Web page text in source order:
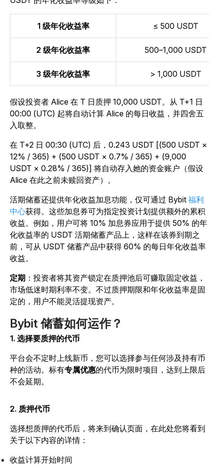
1 级年化收益率 ≤ 500 USDT
2 级年化收益率 500–1,000 USDT
3 级年化收益率 > 1,000 USDT
假设投资者 Alice 在 T 日质押 10,000 USDT。从 T+1 日
00:00 (UTC) 起将自动计算 Alice 的每日收益，并四舍五
入取整。
在 T+2 日 00:30 (UTC) 后，0.243 USDT [(500 USDT ×
12% / 365) + (500 USDT × 0.7% / 365) + (9,000
USDT × 0.28% / 365)] 将自动存入她的资金账户（假设
Alice 在此之前未赎回资产）。
活期储蓄还提供年化收益加息功能，仅可通过 Bybit 福利
中心获得。这些加息券可为指定投资计划提供额外的累积
收益。例如，用户可将 10% 加息券应用于提供 50% 的年
化收益率的 USDT 活期储蓄产品上，这样在该券到期之
前，可从 USDT 储蓄产品中获得 60% 的每日年化收益率
收益。
定期 ：投资者将其资产锁定在质押池后可赚取固定收益，
市场低迷时期利率不变。不过质押期限和年化收益率是固
定的，用户不能灵活提现资产。
Bybit 储蓄如何运作？
1. 选择要质押的代币
平台会不定时上线新币，您可以选择参与任何涉及持有币
种的活动。标有专属优惠的代币为限时项目，达到上限后
不会延期。
2. 质押代币
选择想质押的代币后，将来到确认页面，在此处您将看到
关于以下内容的详情：
收益计算开始时间